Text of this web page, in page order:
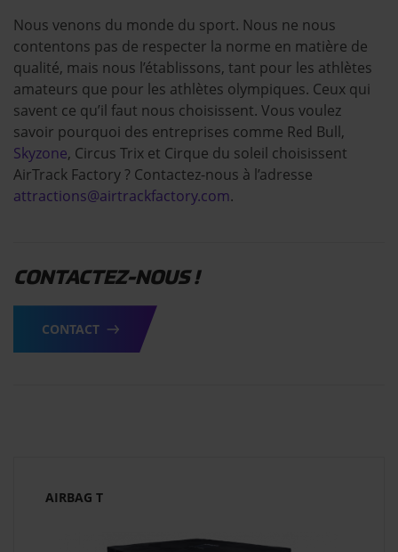
Nous venons du monde du sport. Nous ne nous
contentons pas de respecter la norme en matière de
qualité, mais nous l’établissons, tant pour les athlètes
amateurs que pour les athlètes olympiques. Ceux qui
savent ce qu’il faut nous choisissent. Vous voulez
savoir pourquoi des entreprises comme Red Bull,
Skyzone, Circus Trix et Cirque du soleil choisissent
AirTrack Factory ? Contactez-nous à l’adresse
attractions@airtrackfactory.com.
CONTACTEZ-NOUS !
CONTACT
AIRBAG T